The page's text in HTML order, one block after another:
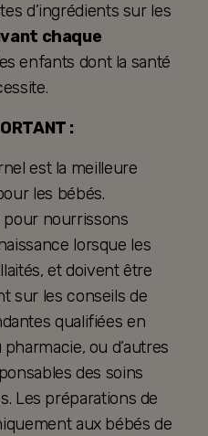
d’ingrédients sur les
chaque
enfants dont la santé
:
est la meilleure
les bébés.
nourrissons
lorsque les
et doivent être
sur les conseils de
qualifiées en
ou d’autres
des soins
Les préparations de
aux bébés de